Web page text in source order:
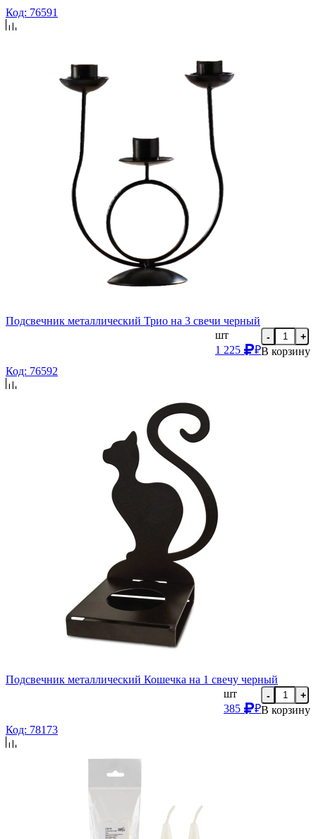
Код: 76591
Подсвечник металлический Трио на 3 свечи черный
шт
1 225
₽
- +
В корзину
Код: 76592
Подсвечник металлический Кошечка на 1 свечу черный
шт
385
₽
- +
В корзину
Код: 78173